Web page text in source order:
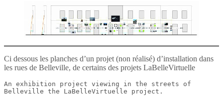
Ci dessous les planches d’un projet (non réalisé) d’installation dans
les rues de Belleville, de certains des projets LaBelleVirtuelle
An exhibition project viewing in the streets of
Belleville the LaBelleVirtuelle project.